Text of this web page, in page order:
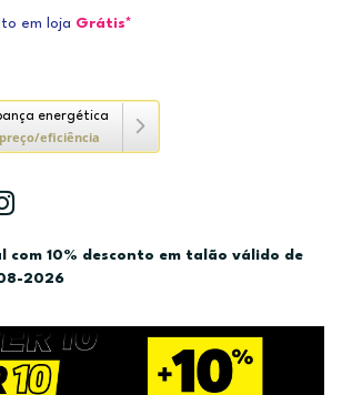
em loja Grátis*
energética
eficiência
com 10% desconto em talão válido de
2026